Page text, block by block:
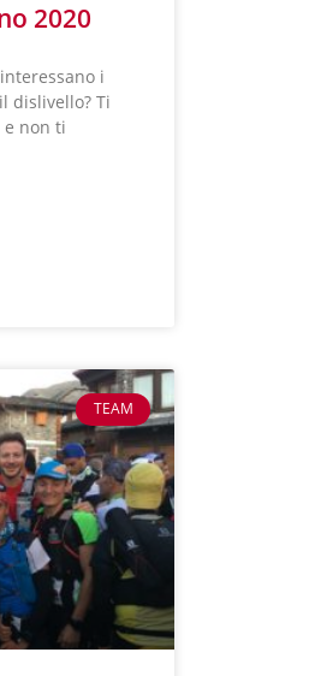
2020
i
dislivello? Ti
e non ti
TEAM